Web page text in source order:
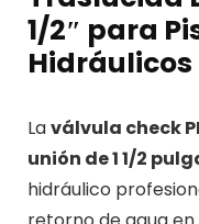
1/2″ para
Hidráulicos
Laválvula check
unión de 1 1/2
hidráulico